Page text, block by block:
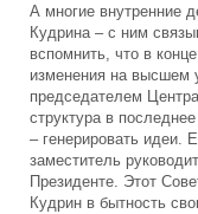
А многие внутренние
Кудрина – с ним
вспомнить, что в
изменения на высшем
председателем
структура в
– генерировать идеи.
заместитель
Президенте. Этот
Кудрин в бытность